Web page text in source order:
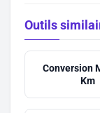
Outils
Conversion
Km